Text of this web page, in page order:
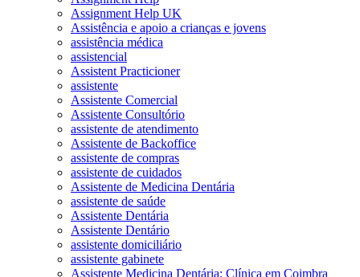
Assignment Help UK
Assistência e apoio a crianças e jovens
assistência médica
assistencial
Assistent Practicioner
assistente
Assistente Comercial
Assistente Consultório
assistente de atendimento
Assistente de Backoffice
assistente de compras
assistente de cuidados
Assistente de Medicina Dentária
assistente de saúde
Assistente Dentária
Assistente Dentário
assistente domiciliário
assistente gabinete
Assistente Medicina Dentária; Clínica em Coimbra